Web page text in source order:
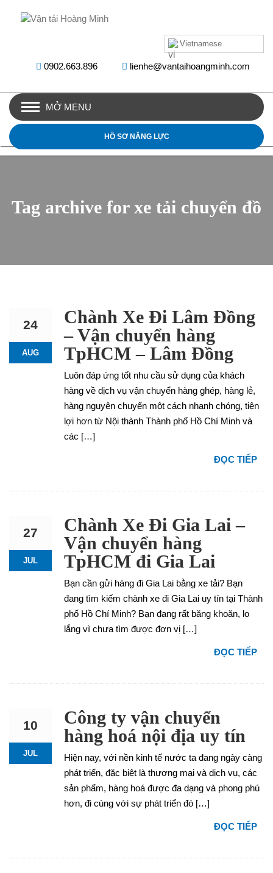
Vietnamese
0902.663.896 lienhe@vantaihoangminh.com
MỞ MENU
HỒ SƠ NĂNG LỰC
Tag archive for xe tải chuyển đồ
24
AUG
Chành Xe Đi Lâm Đồng
– Vận chuyển hàng
TpHCM – Lâm Đồng
Luôn đáp ứng tốt nhu cầu sử dụng của khách
hàng về dịch vụ vận chuyển hàng ghép, hàng lẻ,
hàng nguyên chuyến một cách nhanh chóng, tiện
lợi hơn từ Nội thành Thành phố Hồ Chí Minh và
các […]
ĐỌC TIẾP
27
JUL
Chành Xe Đi Gia Lai –
Vận chuyển hàng
TpHCM đi Gia Lai
Bạn cần gửi hàng đi Gia Lai bằng xe tải? Bạn
đang tìm kiếm chành xe đi Gia Lai uy tín tại Thành
phố Hồ Chí Minh? Bạn đang rất băng khoăn, lo
lắng vì chưa tìm được đơn vị […]
ĐỌC TIẾP
10
JUL
Công ty vận chuyển
hàng hoá nội địa uy tín
Hiện nay, với nền kinh tế nước ta đang ngày càng
phát triển, đặc biệt là thương mại và dịch vụ, các
sản phẩm, hàng hoá được đa dạng và phong phú
hơn, đi cùng với sự phát triển đó […]
ĐỌC TIẾP